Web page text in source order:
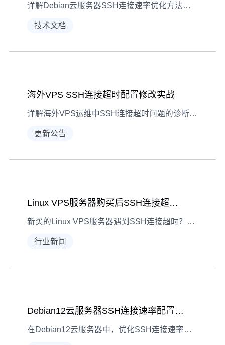
详解Debian云服务器SSH连接速率优化方法，涵盖网络配置、服务端调优、加密算法选择等实用技巧，提升操作效率。
技术文档
海外VPS SSH连接超时配置修改实战
详解海外VPS运维中SSH连接超时问题的诊断方法与配置修改实战，通过服务端与客户端双向调整，保障SSH连接稳定性。
更新公告
Linux VPS服务器购买后SSH连接超时排查指南
新买的Linux VPS服务器遇到SSH连接超时？本文从现象识别、逐步诊断到具体解决，为刚完成vps服务器购买的用户提供全流程排查方法，涵盖网络、防火墙、服务配置等核心环节。
行业新闻
Debian12云服务器SSH连接速率配置策略
在Debian12云服务器中，优化SSH连接速率能提升操作流畅度。本文详解影响因素、检查方法及配置策略，助你高效调整连接速率。